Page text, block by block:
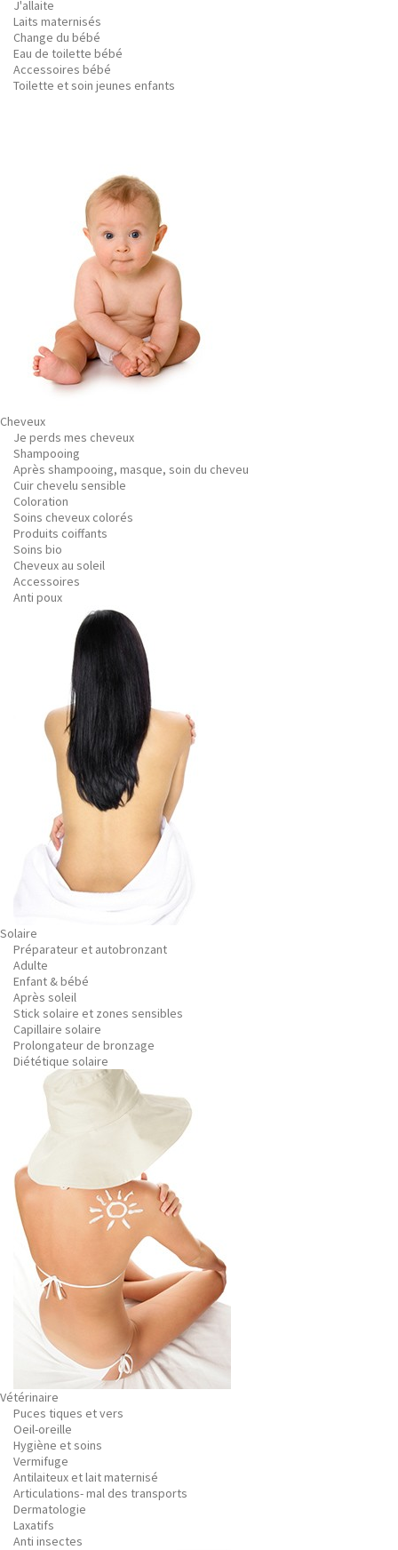
J'allaite
Laits maternisés
Change du bébé
Eau de toilette bébé
Accessoires bébé
Toilette et soin jeunes enfants
Cheveux
Je perds mes cheveux
Shampooing
Après shampooing, masque, soin du cheveu
Cuir chevelu sensible
Coloration
Soins cheveux colorés
Produits coiffants
Soins bio
Cheveux au soleil
Accessoires
Anti poux
Solaire
Préparateur et autobronzant
Adulte
Enfant & bébé
Après soleil
Stick solaire et zones sensibles
Capillaire solaire
Prolongateur de bronzage
Diététique solaire
Vétérinaire
Puces tiques et vers
Oeil-oreille
Hygiène et soins
Vermifuge
Antilaiteux et lait maternisé
Articulations- mal des transports
Dermatologie
Laxatifs
Anti insectes